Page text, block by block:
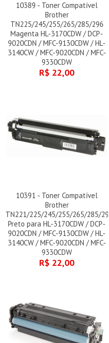
10389 - Toner Compatível
Brother
TN225/245/255/265/285/296
Magenta HL-3170CDW / DCP-
9020CDN / MFC-9130CDW / HL-
3140CW / MFC-9020CDN / MFC-
9330CDW
R$ 22,00
10391 - Toner Compatível
Brother
TN221/225/245/255/265/285/296
Preto para HL-3170CDW / DCP-
9020CDN / MFC-9130CDW / HL-
3140CW / MFC-9020CDN / MFC-
9330CDW
R$ 22,00